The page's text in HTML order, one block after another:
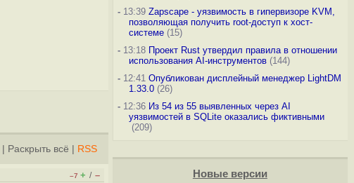
Раскрыть всё RSS
–7 + / –
-13:39 Zapscape - уязвимость в гипервизоре KVM,
позволяющая получить root-доступ к хост-
системе(15)
-13:18 Проект Rust утвердил правила в отношении
использования AI-инструментов(144)
-12:41 Опубликован дисплейный менеджер LightDM
1.33.0(26)
-12:36 Из 54 из 55 выявленных через AI
уязвимостей в SQLite оказались фиктивными
(209)
Новые версии